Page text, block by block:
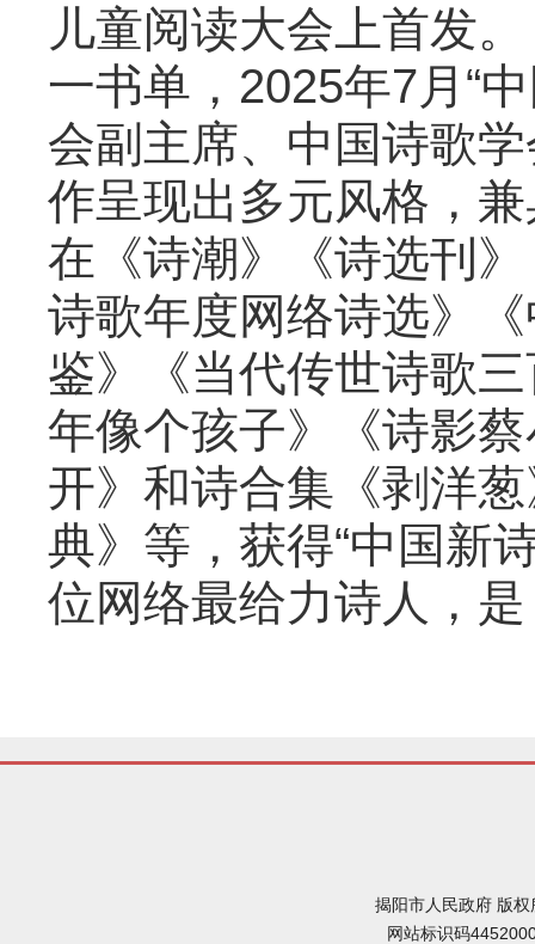
儿童阅读大会上首发
一书单，2025年7月“
会副主席、中国诗歌
作呈现出多元风格，
在《诗潮》《诗选刊
诗歌年度网络诗选》
鉴》《当代传世诗歌
年像个孩子》《诗影
开》和诗合集《剥洋
典》等，获得“中国新
位网络最给力诗人，
揭阳市人民政府 版
网站标识码